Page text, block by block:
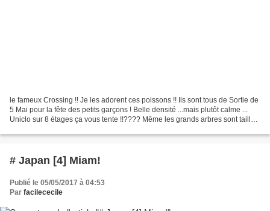
le fameux Crossing !! Je les adorent ces poissons !! Ils sont tous de Sortie de
5 Mai pour la fête des petits garçons ! Belle densité ...mais plutôt calme ...
Uniclo sur 8 étages ça vous tente !!???? Même les grands arbres sont taillés
# Japan [4] Miam!
Publié le 05/05/2017 à 04:53
Par facilececile